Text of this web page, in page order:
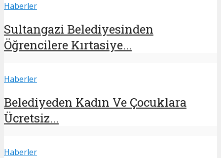
Haberler
Sultangazi Belediyesinden
Öğrencilere Kırtasiye...
Haberler
Belediyeden Kadın Ve Çocuklara
Ücretsiz...
Haberler